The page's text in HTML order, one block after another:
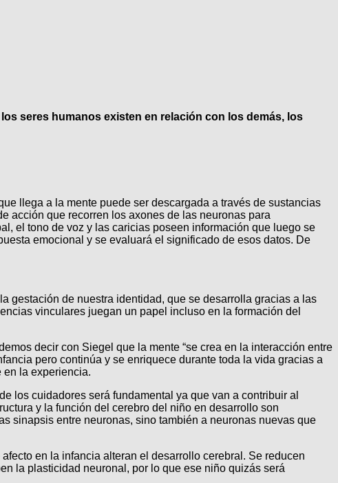
seres humanos existen en relación con los demás, los
llega a la mente puede ser descargada a través de sustancias
acción que recorren los axones de las neuronas para
el tono de voz y las caricias poseen información que luego se
emocional y se evaluará el significado de esos datos. De
gestación de nuestra identidad, que se desarrolla gracias a las
vinculares juegan un papel incluso en la formación del
decir con Siegel que la mente “se crea en la interacción entre
pero continúa y se enriquece durante toda la vida gracias a
en la experiencia.
los cuidadores será fundamental ya que van a contribuir al
y la función del cerebro del niño en desarrollo son
sinapsis entre neuronas, sino también a neuronas nuevas que
en la infancia alteran el desarrollo cerebral. Se reducen
la plasticidad neuronal, por lo que ese niño quizás será